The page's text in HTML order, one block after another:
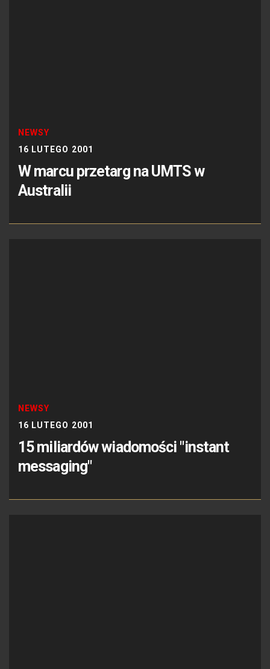
NEWSY
16 LUTEGO 2001
W marcu przetarg na UMTS w
Australii
NEWSY
16 LUTEGO 2001
15 miliardów wiadomości "instant
messaging"